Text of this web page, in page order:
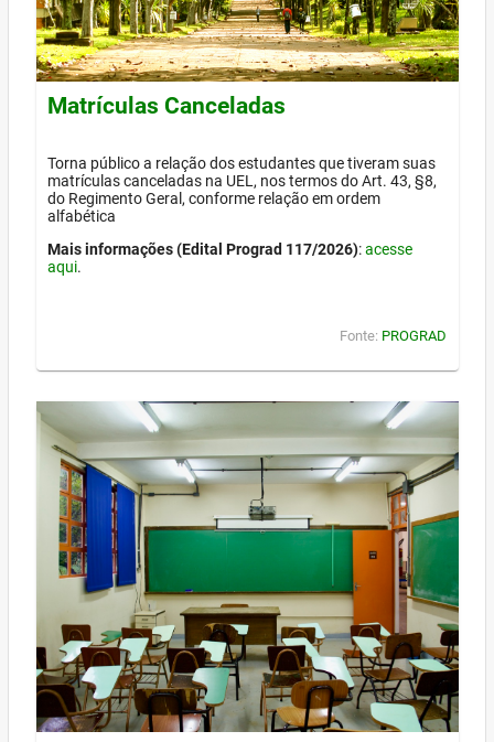
Matrículas Canceladas
Torna público a relação dos estudantes que tiveram suas
matrículas canceladas na UEL, nos termos do Art. 43, §8,
do Regimento Geral, conforme relação em ordem
alfabética
Mais informações (Edital Prograd 117/2026):acesse
aqui.
Fonte: PROGRAD